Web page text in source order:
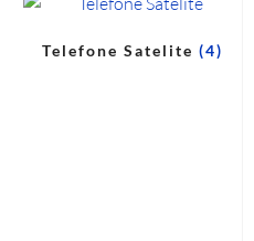
Telefone Satelite (4)